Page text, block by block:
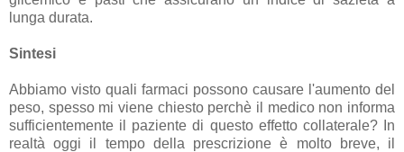
lunga durata.
Sintesi
Abbiamo visto quali farmaci possono causare l'aumento del
peso, spesso mi viene chiesto perchè il medico non informa
sufficientemente il paziente di questo effetto collaterale? In
realtà oggi il tempo della prescrizione è molto breve, il